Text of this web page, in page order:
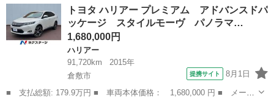
セグ メモリーナビ ミュージックプレイヤー接続可 バックカメ
ラ 衝突被...
岡山 倉敷市 ハリアー
トヨタ ハリアー プレミアム アドバンスドパ
ッケージ スタイルモーヴ パノラマ…
1,680,000円
ハリアー
91,720km
2015年
倉敷市
提携サイト 8月1日
■ 支払総額: 179.9万円 ■ 車両本体価格： 1,680,000 円 ■ メーカ